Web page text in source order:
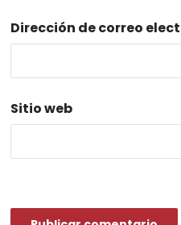
Dirección de correo
Sitio web